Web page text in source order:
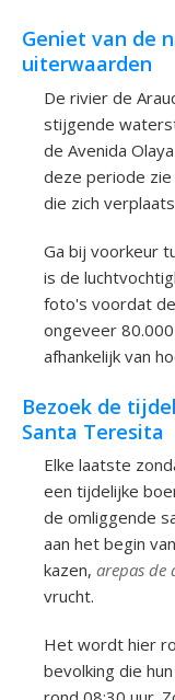
Geniet van de
uiterwaarden
De rivier de
stijgende
de Avenida
deze periode
die zich
Ga bij voorkeur
is de
foto's voordat
ongeveer
afhankelijk van
Bezoek de
Santa Teresita
Elke laatste
een tijdelijke
de omliggende
aan het begin
kazen, arepas de
vrucht.
Het wordt hier
bevolking die